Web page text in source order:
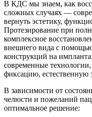
В КДС мы знаем, как
сложных случаях —
вернуть эстетику,
Протезирование при
комплексное
внешнего вида с
конструкций на
современные
фиксацию, естественную
В зависимости от
челюсти и пожеланий
оптимальное решение: